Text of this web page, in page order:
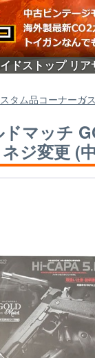
ドストップ リ
タム品コーナーガ
マッチ
ジ変更 (